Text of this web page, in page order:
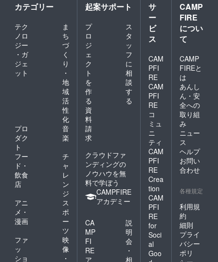
カー
ケーブ
ル：
1.5M ×
黒各２
本） ・
バナナ
プラ
グ：4本
アンプ
(TUBE-
04J) ・
サイ
ズ：
H33㎜
ⅹW98
㎜ ・重
さ：345
料込み
段で
カテゴリー
テク
ノロ
ジー
・ガ
ジェ
ット
ま
ち
づ
く
り
・
地
域
活
性
化
プロ
ダク
ト
音
楽
フー
ド・
飲食
店
チ
ャ
レ
ン
ジ
アニ
メ・
漫画
ス
ポ
ー
ツ
ファ
ッ
ショ
映
像
・
起案サポート
プ
ロ
ジ
ェ
ク
ト
を
作
る
ス
タ
ッ
フ
に
相
談
す
る
資
料
請
求
クラウドファ
ンディングの
ノウハウを無
料で学ぼう
CAMPFIRE
アカデミー
CA
MP
FI
RE
ア
説
明
会
・
相
サ
ー
ビ
ス
CAM
PFI
RE
CAM
PFI
RE
コ
ミュ
ニ
ティ
CAM
PFI
RE
Crea
tion
CAM
PFI
RE
for
Soci
al
Goo
CAMP
FIRE
につい
て
CAMP
FIREと
は
あんし
ん・安
全への
取り組
み
ニュー
ス
ヘルプ
お問い
合わせ
各種規定
利用規
約
細則
プライ
バシー
ポリ